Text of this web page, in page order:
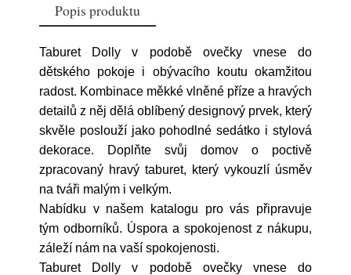
Popis produktu
Taburet Dolly v podobě ovečky vnese do
dětského pokoje i obývacího koutu okamžitou
radost. Kombinace měkké vlněné příze a hravých
detailů z něj dělá oblíbený designový prvek, který
skvěle poslouží jako pohodlné sedátko i stylová
dekorace. Doplňte svůj domov o poctivě
zpracovaný hravý taburet, který vykouzlí úsměv
na tváři malým i velkým.
Nabídku v našem katalogu pro vás připravuje
tým odborníků. Úspora a spokojenost z nákupu,
záleží nám na vaší spokojenosti.
Taburet Dolly v podobě ovečky vnese do